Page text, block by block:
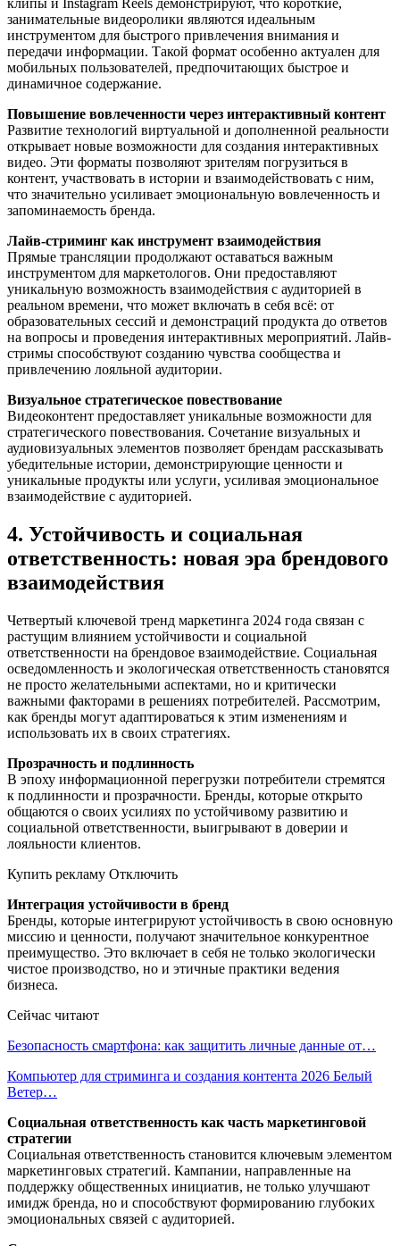
клипы и Instagram Reels демонстрируют, что короткие,
занимательные видеоролики являются идеальным
инструментом для быстрого привлечения внимания и
передачи информации. Такой формат особенно актуален для
мобильных пользователей, предпочитающих быстрое и
динамичное содержание.
Повышение вовлеченности через интерактивный контент
Развитие технологий виртуальной и дополненной реальности
открывает новые возможности для создания интерактивных
видео. Эти форматы позволяют зрителям погрузиться в
контент, участвовать в истории и взаимодействовать с ним,
что значительно усиливает эмоциональную вовлеченность и
запоминаемость бренда.
Лайв-стриминг как инструмент взаимодействия
Прямые трансляции продолжают оставаться важным
инструментом для маркетологов. Они предоставляют
уникальную возможность взаимодействия с аудиторией в
реальном времени, что может включать в себя всё: от
образовательных сессий и демонстраций продукта до ответов
на вопросы и проведения интерактивных мероприятий. Лайв-
стримы способствуют созданию чувства сообщества и
привлечению лояльной аудитории.
Визуальное стратегическое повествование
Видеоконтент предоставляет уникальные возможности для
стратегического повествования. Сочетание визуальных и
аудиовизуальных элементов позволяет брендам рассказывать
убедительные истории, демонстрирующие ценности и
уникальные продукты или услуги, усиливая эмоциональное
взаимодействие с аудиторией.
4. Устойчивость и социальная
ответственность: новая эра брендового
взаимодействия
Четвертый ключевой тренд маркетинга 2024 года связан с
растущим влиянием устойчивости и социальной
ответственности на брендовое взаимодействие. Социальная
осведомленность и экологическая ответственность становятся
не просто желательными аспектами, но и критически
важными факторами в решениях потребителей. Рассмотрим,
как бренды могут адаптироваться к этим изменениям и
использовать их в своих стратегиях.
Прозрачность и подлинность
В эпоху информационной перегрузки потребители стремятся
к подлинности и прозрачности. Бренды, которые открыто
общаются о своих усилиях по устойчивому развитию и
социальной ответственности, выигрывают в доверии и
лояльности клиентов.
Купить рекламу Отключить
Интеграция устойчивости в бренд
Бренды, которые интегрируют устойчивость в свою основную
миссию и ценности, получают значительное конкурентное
преимущество. Это включает в себя не только экологически
чистое производство, но и этичные практики ведения
бизнеса.
Сейчас читают
Безопасность смартфона: как защитить личные данные от…
Компьютер для стриминга и создания контента 2026 Белый
Ветер…
Социальная ответственность как часть маркетинговой
стратегии
Социальная ответственность становится ключевым элементом
маркетинговых стратегий. Кампании, направленные на
поддержку общественных инициатив, не только улучшают
имидж бренда, но и способствуют формированию глубоких
эмоциональных связей с аудиторией.